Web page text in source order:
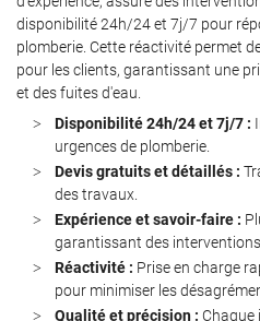
Accueil
disponibilité 24h/24 et 7j/7 pour
plomberie. Cette réactivité permet
pour les clients, garantissant une
et des fuites d'eau.
Disponibilité 24h/24 et 7j/7 :
urgences de plomberie.
Devis gratuits et détaillés :
des travaux.
Expérience et savoir-faire :
garantissant des
Réactivité : Prise en charge
pour minimiser les
Qualité et précision : Chaque